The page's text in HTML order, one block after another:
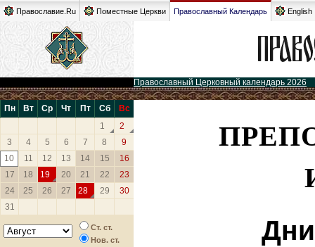
Православие.Ru Поместные Церкви Православный Календарь English
Православный Церковный календарь 2026
Пн Вт Ср Чт Пт Сб
Вс
1
2
3
4 5 6 7 8
9
10
11 12 13 14 15
16
17
18 19 20 21 22
23
24
25 26 27 28 29
30
31
Ст. ст.
Нов. ст.